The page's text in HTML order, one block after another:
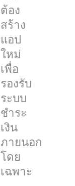
ต้อง
สร้าง
แอป
ใหม่
เพื่อ
รองรับ
ระบบ
ชำระ
เงิน
ภายนอก
โดย
เฉพาะ
รู้
ว่า
ก่อน
หน้า
นี้
ทาง
Apple
ต้องการ
ให้
แอ
ป
หา
คู่